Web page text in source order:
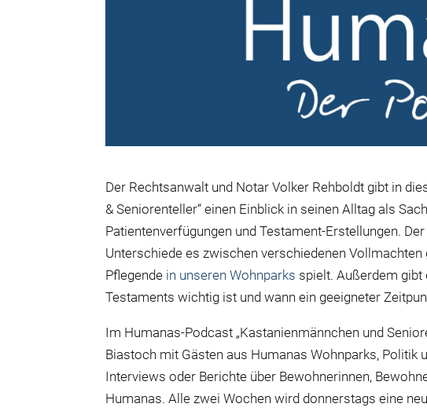
Der Rechtsanwalt und Notar Volker Rehboldt gibt in
& Seniorenteller“ einen Einblick in seinen Alltag als
Patientenverfügungen und Testament-Erstellungen.
Unterschiede es zwischen verschiedenen
Pflegende in unseren Wohnparks spielt. Außerdem
Testaments wichtig ist und wann ein geeigneter
Im Humanas-Podcast „Kastanienmännchen und
Biastoch mit Gästen aus Humanas Wohnparks, Politik
Interviews oder Berichte über Bewohnerinnen,
Humanas. Alle zwei Wochen wird donnerstags eine